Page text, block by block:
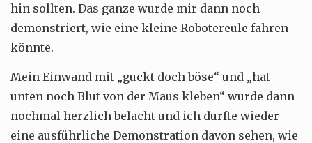
hin sollten. Das ganze wurde mir dann noch
demonstriert, wie eine kleine Robotereule fahren
könnte.
Mein Einwand mit „guckt doch böse“ und „hat
unten noch Blut von der Maus kleben“ wurde dann
nochmal herzlich belacht und ich durfte wieder
eine ausführliche Demonstration davon sehen, wie